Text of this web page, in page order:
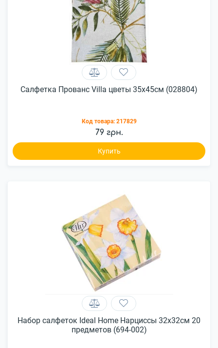
Салфетка Прованс Villa цветы 35x45см (028804)
Код товара: 217829
79 грн.
Купить
Набор салфеток Ideal Home Нарциссы 32x32см 20
предметов (694-002)